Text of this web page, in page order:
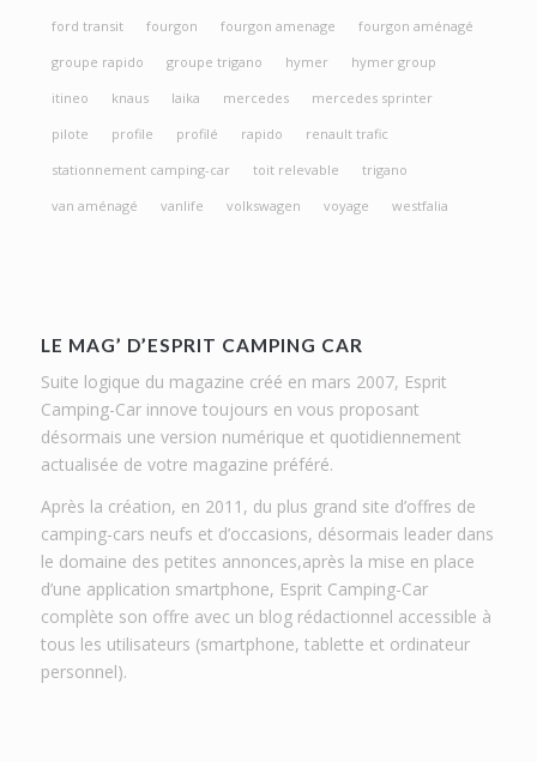
ford transit
fourgon fourgon amenage
fourgon aménagé
groupe rapido
groupe trigano hymer
hymer group
itineo
knaus laika mercedes
mercedes sprinter
pilote
profile profilé rapido
renault trafic
stationnement camping-car
toit relevable
trigano
van aménagé
vanlife volkswagen voyage westfalia
LE MAG’ D’ESPRIT CAMPING CAR
Suite logique du magazine créé en mars 2007, Esprit
Camping-Car innove toujours en vous proposant
désormais une version numérique et quotidiennement
actualisée de votre magazine préféré.
Après la création, en 2011, du plus grand site d’offres de
camping-cars neufs et d’occasions, désormais leader dans
le domaine des petites annonces,après la mise en place
d’une application smartphone, Esprit Camping-Car
complète son offre avec un blog rédactionnel accessible à
tous les utilisateurs (smartphone, tablette et ordinateur
personnel).